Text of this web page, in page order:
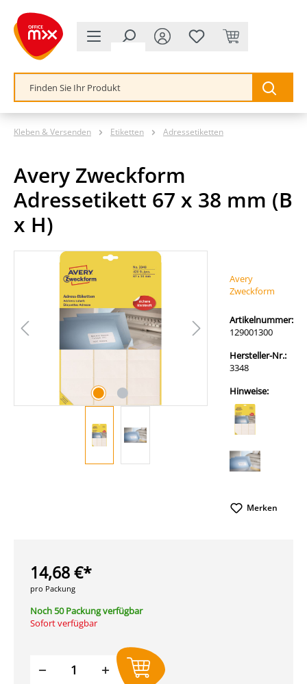
springen
Kleben & Versenden Etiketten Adressetiketten
Avery Zweckform
Adressetikett 67 x 38 mm (B
x H)
Bildergalerie überspringen
Avery
Zweckform
Artikelnummer:
129001300
Hersteller-Nr.:
3348
Hinweise:
Merken
14,68 €*
pro Packung
Noch 50 Packung verfügbar
Sofort verfügbar
Produkt Anzahl: Gib den